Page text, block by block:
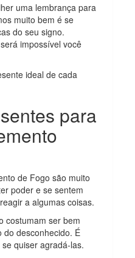
uma lembrança para
muito bem é se
do seu signo.
impossível você
ideal de cada
para
de Fogo são muito
poder e se sentem
a algumas coisas.
costumam ser bem
do desconhecido. É
quiser agradá-las.